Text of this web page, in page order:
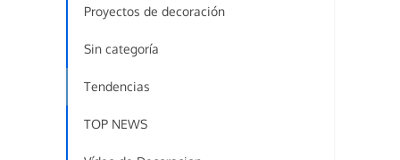
Proyectos de decoración
Sin categoría
Tendencias
TOP NEWS